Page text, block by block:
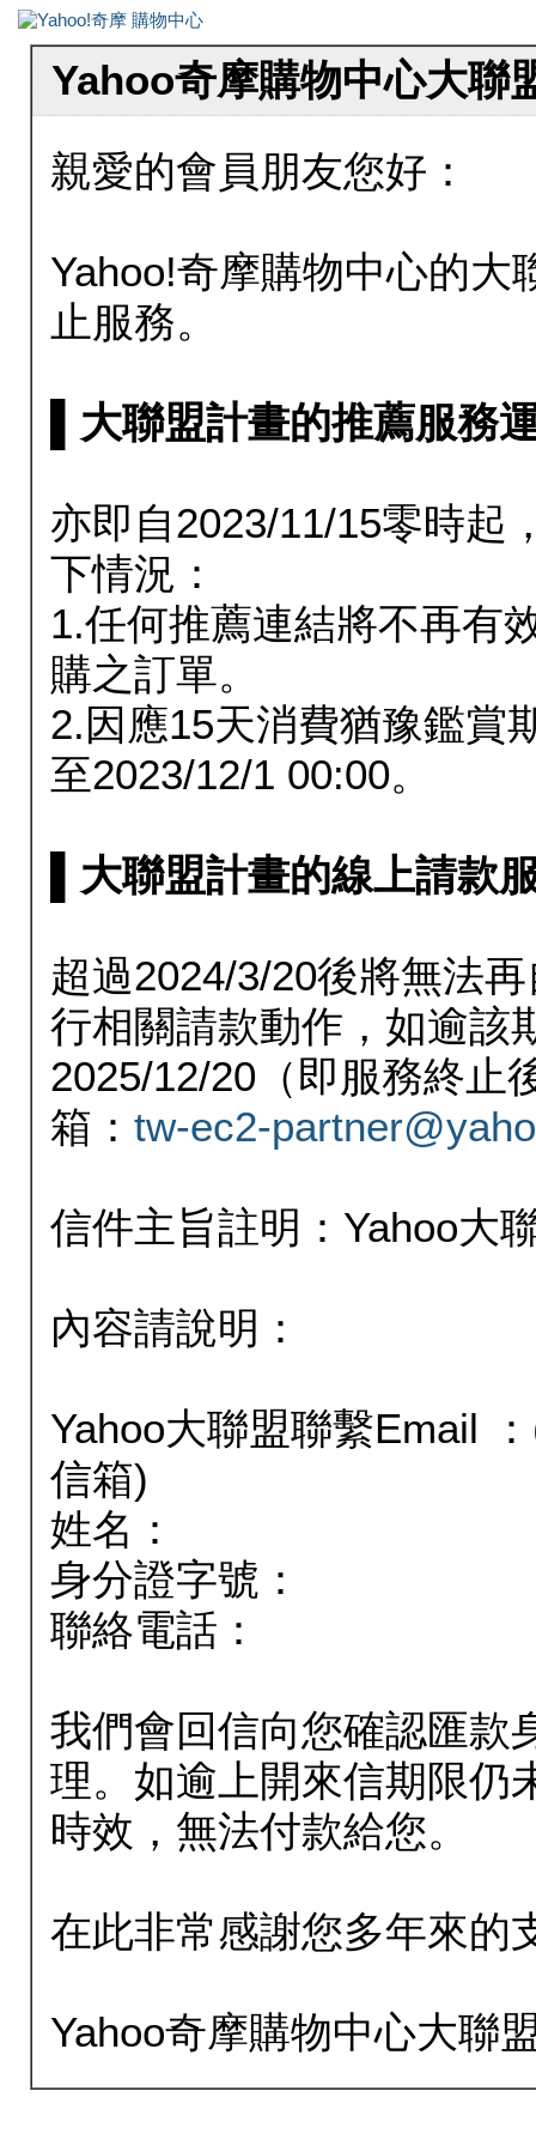
Yahoo奇摩購物中心大聯
親愛的會員朋友您好：
Yahoo!奇摩購物中心的大
止服務。
▌大聯盟計畫的推薦服務
亦即自2023/11/15零時起
下情況：
1.任何推薦連結將不再有
購之訂單。
2.因應15天消費猶豫鑑賞
至2023/12/1 00:00。
▌大聯盟計畫的線上請款
超過2024/3/20後將無法
行相關請款動作，如逾該
2025/12/20（即服務終止
箱： tw-ec2-
信件主旨註明：Yahoo大
內容請說明：
Yahoo大聯盟聯繫Email
信箱)
姓名：
身分證字號：
聯絡電話：
我們會回信向您確認匯款
理。如逾上開來信期限仍
時效，無法付款給您。
在此非常感謝您多年來的
Yahoo奇摩購物中心大